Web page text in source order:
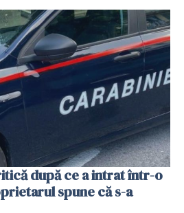
după ce a intrat într-o
spune că s-a